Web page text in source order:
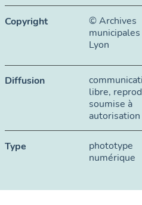
Copyright
© Archives
municipales
Lyon
Diffusion
libre,
soumise à
autorisation
Type
phototype
numérique